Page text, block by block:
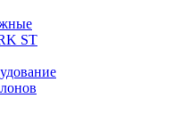
ST